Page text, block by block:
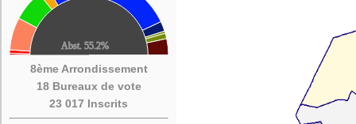
8ème Arrondissement
18 Bureaux de vote
23 017 Inscrits